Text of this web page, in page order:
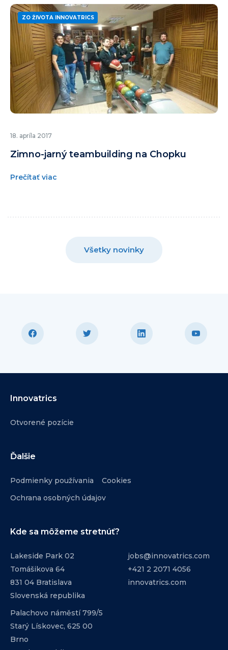
ZO ŽIVOTA INNOVATRICS
18. apríla 2017
Zimno-jarný teambuilding na Chopku
Prečítať viac
Všetky novinky
Innovatrics
Otvorené pozície
Ďalšie
Podmienky používania
Cookies
Ochrana osobných údajov
Kde sa môžeme stretnúť?
Lakeside Park 02
Tomášikova 64
831 04 Bratislava
Slovenská republika
Palachovo náměstí 799/5
Starý Lískovec, 625 00
Brno
jobs@innovatrics.com
+421 2 2071 4056
innovatrics.com